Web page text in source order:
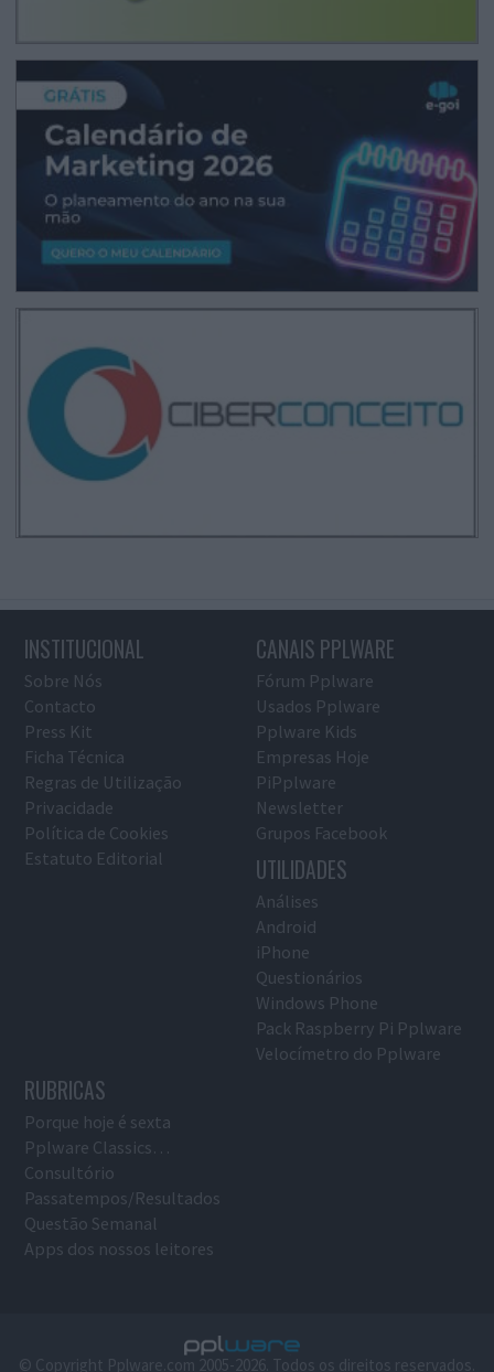
INSTITUCIONAL
Sobre Nós
Contacto
Press Kit
Ficha Técnica
Regras de Utilização
Privacidade
Política de Cookies
Estatuto Editorial
CANAIS PPLWARE
Fórum Pplware
Usados Pplware
Pplware Kids
Empresas Hoje
PiPplware
Newsletter
Grupos Facebook
UTILIDADES
Análises
Android
iPhone
Questionários
Windows Phone
Pack Raspberry Pi Pplware
Velocímetro do Pplware
RUBRICAS
Porque hoje é sexta
Pplware Classics…
Consultório
Passatempos/Resultados
Questão Semanal
Apps dos nossos leitores
© Copyright Pplware.com 2005-2026. Todos os direitos reservados.